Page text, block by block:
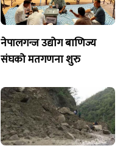
नेपालगन्ज उद्योग बाणिज्य
संघको मतगणना शुरु